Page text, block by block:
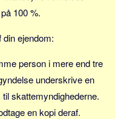
100 %.
ejendom:
person i mere end tre
underskrive en
skattemyndighederne.
en kopi deraf.